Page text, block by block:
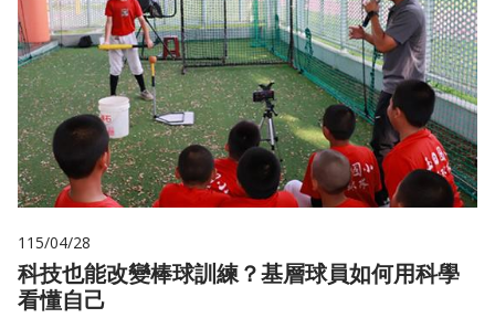
115/04/28
科技也能改變棒球訓練？基層球員如何用科學
看懂自己